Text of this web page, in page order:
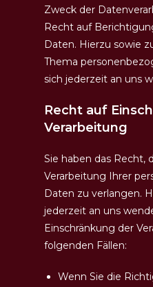
Zweck der
Recht auf
Daten. Hierzu sowie
Thema
sich jederzeit an uns
Recht auf
Verarbeitung
Sie haben das Recht,
Verarbeitung Ihrer
Daten zu verlangen.
jederzeit an uns
Einschränkung der
folgenden Fällen:
Wenn Sie die